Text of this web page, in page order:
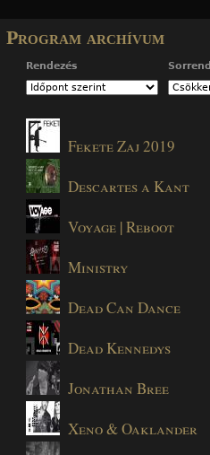
Program archívum
Rendezés Sorrend
Fekete Zaj 2019
Descartes a Kant
Voyage | Reboot
Ministry
Dead Can Dance
Dead Kennedys
Jonathan Bree
Xeno & Oaklander